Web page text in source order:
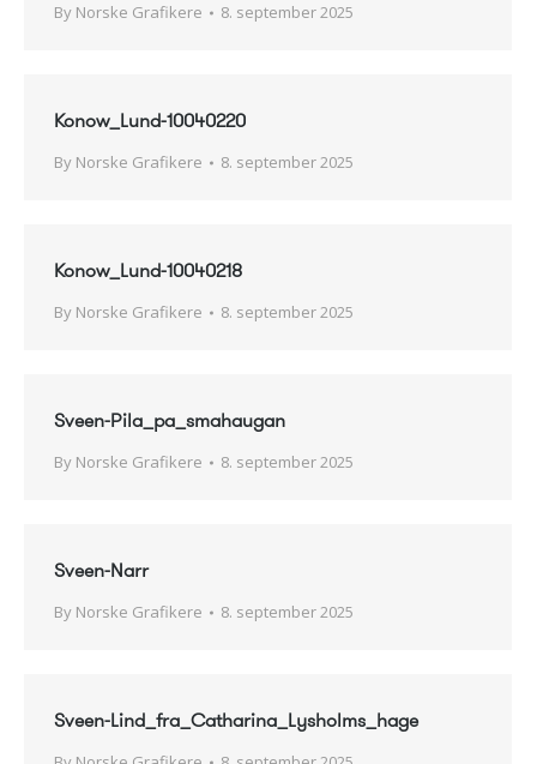
By Norske Grafikere 8. september 2025
Konow_Lund-10040220
By Norske Grafikere 8. september 2025
Konow_Lund-10040218
By Norske Grafikere 8. september 2025
Sveen-Pila_pa_smahaugan
By Norske Grafikere 8. september 2025
Sveen-Narr
By Norske Grafikere 8. september 2025
Sveen-Lind_fra_Catharina_Lysholms_hage